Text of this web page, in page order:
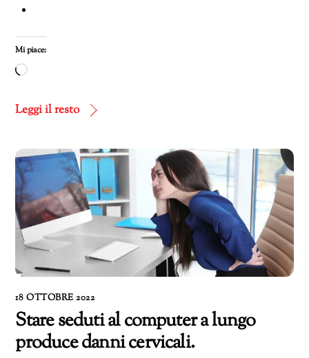
Mi piace:
Caricamento
corso…
Leggi il resto
18 OTTOBRE 2022
Stare seduti al computer a lungo
produce danni cervicali.